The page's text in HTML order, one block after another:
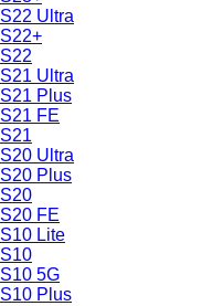
S22 Ultra
S22+
S22
S21 Ultra
S21 Plus
S21 FE
S21
S20 Ultra
S20 Plus
S20
S20 FE
S10 Lite
S10
S10 5G
S10 Plus